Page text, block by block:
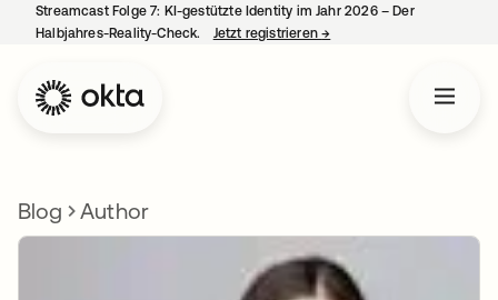
Streamcast Folge 7: KI-gestützte Identity im Jahr 2026 – Der
Halbjahres-Reality-Check.
Jetzt registrieren→
Blog Author